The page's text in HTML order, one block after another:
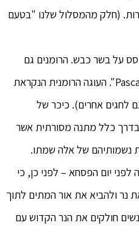
(חלק מהמסלול שלנו "בטעם
על בשר כבש. הרומנים גם
אופים עוגה עם גבינה, הנקראת "Pasca". העוגה הרומנית הנקראת
לחגים אחרים). כיכר של
בדרך כלל מתנה מסורתית אשר
נשמותיהם של אלה שמתו.
יום הפסחא – לפני כן, כי
נר ולהביא את אור המתים לתוך
חולקים את הנר הקדוש עם